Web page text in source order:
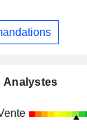
Analystes